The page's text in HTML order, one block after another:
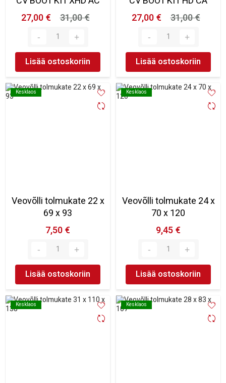
27,00 €
31,00 €
Lisää ostoskoriin
27,00 €
31,00 €
Lisää ostoskoriin
Kesklaos
Kesklaos
Veovõlli tolmukate 22 x
69 x 93
7,50 €
Lisää ostoskoriin
Kesklaos
Kesklaos
Veovõlli tolmukate 24 x
70 x 120
9,45 €
Lisää ostoskoriin
Kesklaos
Kesklaos Kesklaos
Kesklaos